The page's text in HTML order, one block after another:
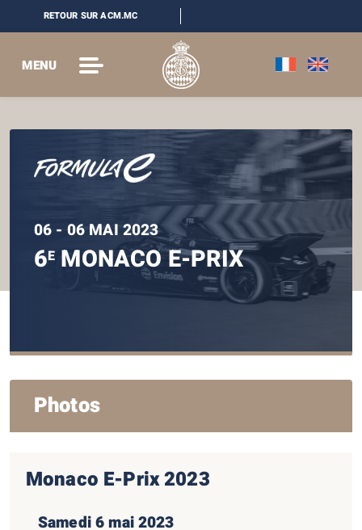
RETOUR SUR ACM.MC
MENU
06 - 06 MAI 2023
6E MONACO E-PRIX
Photos
Monaco E-Prix 2023
Samedi 6 mai 2023